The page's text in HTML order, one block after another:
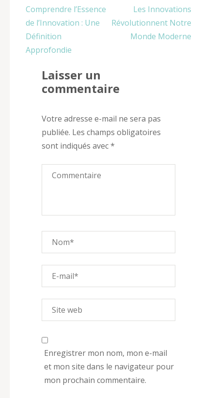
Navigation
de
l’article
Comprendre l’Essence
de l’Innovation : Une
Définition
Approfondie
Les Innovations
Révolutionnent Notre
Monde Moderne
Laisser un
commentaire
Votre adresse e-mail ne sera pas
publiée. Les champs obligatoires
sont indiqués avec*
Enregistrer mon nom, mon e-mail
et mon site dans le navigateur pour
mon prochain commentaire.